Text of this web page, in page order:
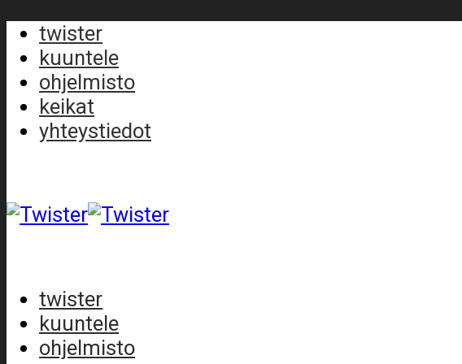
twister
kuuntele
ohjelmisto
keikat
yhteystiedot
twister
kuuntele
ohjelmisto